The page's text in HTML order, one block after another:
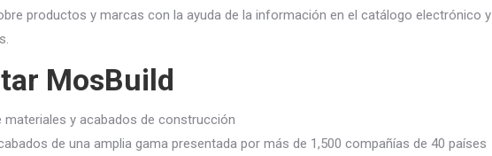
productos y marcas con la ayuda de la información en el catálogo electrónico y
MosBuild
y acabados de construcción
de una amplia gama presentada por más de 1,500 compañías de 40 países